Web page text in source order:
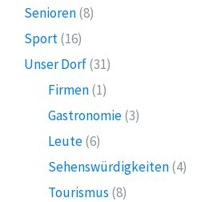
Senioren(8)
Sport(16)
Unser Dorf(31)
Firmen(1)
Gastronomie(3)
Leute(6)
Sehenswürdigkeiten(4)
Tourismus (8)